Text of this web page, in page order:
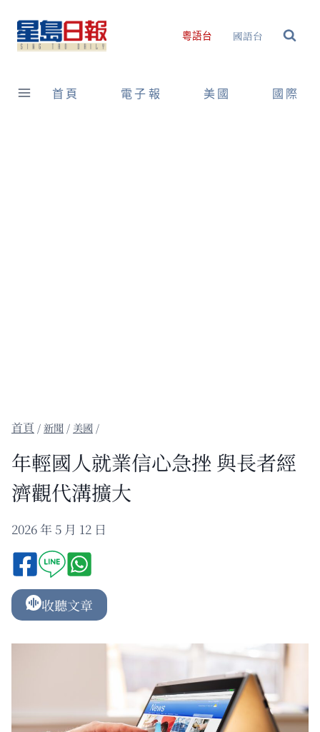
content
粵語台 國語台
首頁 電子報 美國 國際
/新聞 / 美國 /
年輕國人就業信心急挫 與長者經
濟觀代溝擴大
2026 年 5 月 12 日
收聽文章